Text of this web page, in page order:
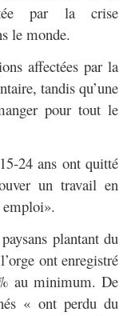
par la crise
le monde.
affectées par la
tandis qu’une
pour tout le
24 ans ont quitté
un travail en
plantant du
ont enregistré
au minimum. De
« ont perdu du